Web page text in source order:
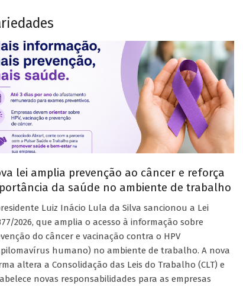
lei amplia prevenção ao câncer e reforça
da saúde no ambiente de trabalho
Luiz Inácio Lula da Silva sancionou a Lei
2026, que amplia o acesso à informação sobre
do câncer e vacinação contra o HPV
humano) no ambiente de trabalho. A nova
altera a Consolidação das Leis do Trabalho (CLT) e
novas responsabilidades para as empresas